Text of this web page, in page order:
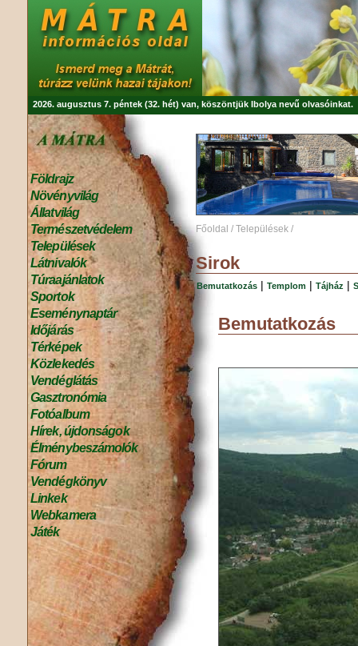
2026. augusztus 7. péntek (32. hét) van, köszöntjük Ibolya nevű olvasóinkat.
Földrajz
Növényvilág
Állatvilág
Természetvédelem
Települések
Látnivalók
Túraajánlatok
Sportok
Eseménynaptár
Időjárás
Térképek
Közlekedés
Vendéglátás
Gasztronómia
Fotóalbum
Hírek, újdonságok
Élménybeszámolók
Fórum
Vendégkönyv
Linkek
Webkamera
Játék
Főoldal / Települések /
Sirok
Bemutatkozás | Templom | Tájház |
Bemutatkozás